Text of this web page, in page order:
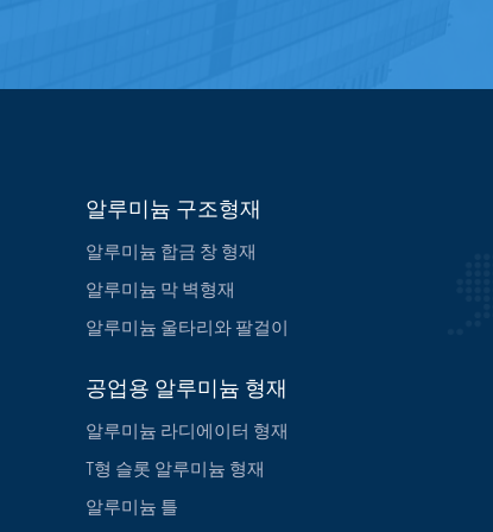
알루미늄 구조형재
알루미늄 합금 창 형재
알루미늄 막 벽형재
알루미늄 울타리와 팔걸이
공업용 알루미늄 형재
알루미늄 라디에이터 형재
T형 슬롯 알루미늄 형재
알루미늄 틀